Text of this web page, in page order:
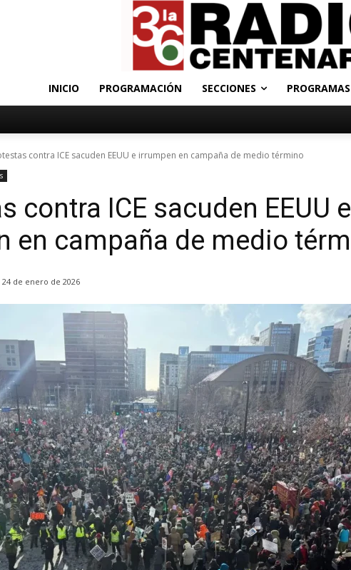
INICIO PROGRAMACIÓN SECCIONES PROGRAMAS
contra ICE sacuden EEUU e irrumpen en campaña de medio término
contra ICE sacuden EEUU e
en campaña de medio
24 de enero de 2026